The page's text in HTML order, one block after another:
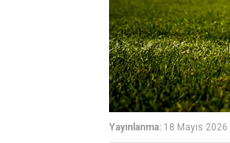
Yayınlanma: 18 Mayıs